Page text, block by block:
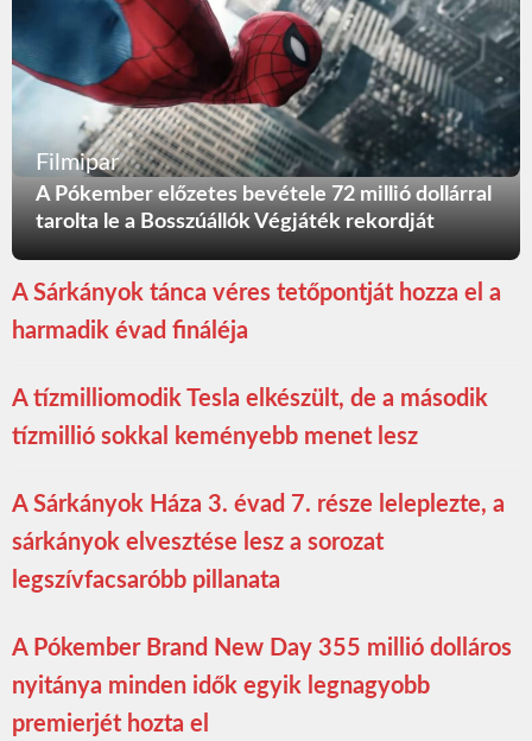
Filmipar
A Pókember előzetes bevétele 72 millió dollárral
tarolta le a Bosszúállók Végjáték rekordját
A Sárkányok tánca véres tetőpontját hozza el a
harmadik évad fináléja
A tízmilliomodik Tesla elkészült, de a második
tízmillió sokkal keményebb menet lesz
A Sárkányok Háza 3. évad 7. része leleplezte, a
sárkányok elvesztése lesz a sorozat
legszívfacsaróbb pillanata
A Pókember Brand New Day 355 millió dolláros
nyitánya minden idők egyik legnagyobb
premierjét hozta el